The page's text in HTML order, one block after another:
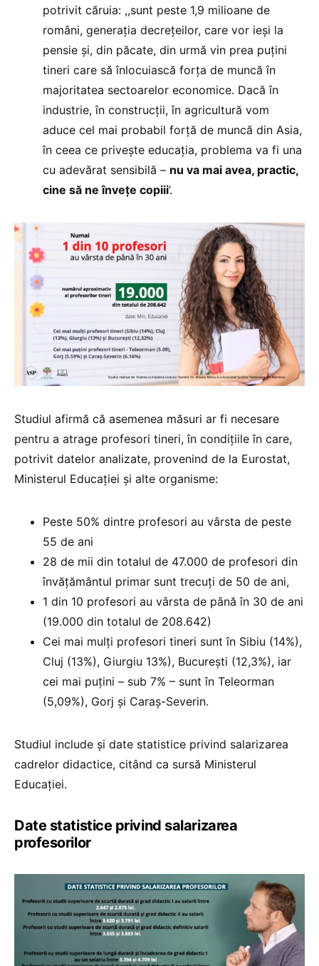
potrivit căruia: ,,sunt peste 1,9 milioane de
români, generația decrețeilor, care vor ieși la
pensie și, din păcate, din urmă vin prea puțini
tineri care să înlocuiască forța de muncă în
majoritatea sectoarelor economice. Dacă în
industrie, în construcții, în agricultură vom
aduce cel mai probabil forță de muncă din Asia,
în ceea ce privește educația, problema va fi una
cu adevărat sensibilă – nu va mai avea, practic,
cine să ne învețe copiii’.
Studiul afirmă că asemenea măsuri ar fi necesare
pentru a atrage profesori tineri, în condițiile în care,
potrivit datelor analizate, provenind de la Eurostat,
Ministerul Educației și alte organisme:
Peste 50% dintre profesori au vârsta de peste
55 de ani
28 de mii din totalul de 47.000 de profesori din
învățământul primar sunt trecuți de 50 de ani,
1 din 10 profesori au vârsta de până în 30 de ani
(19.000 din totalul de 208.642)
Cei mai mulți profesori tineri sunt în Sibiu (14%),
Cluj (13%), Giurgiu 13%), București (12,3%), iar
cei mai puțini – sub 7% – sunt în Teleorman
(5,09%), Gorj și Caraș-Severin.
Studiul include și date statistice privind salarizarea
cadrelor didactice, citând ca sursă Ministerul
Educației.
Date statistice privind salarizarea
profesorilor